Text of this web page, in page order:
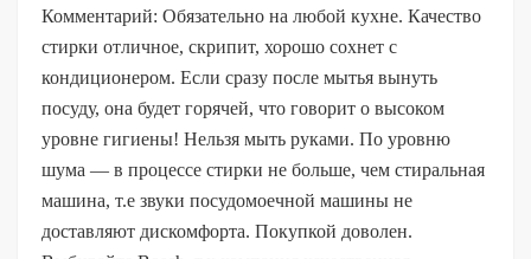
Комментарий: Обязательно на любой кухне. Качество
стирки отличное, скрипит, хорошо сохнет с
кондиционером. Если сразу после мытья вынуть
посуду, она будет горячей, что говорит о высоком
уровне гигиены! Нельзя мыть руками. По уровню
шума — в процессе стирки не больше, чем стиральная
машина, т.е звуки посудомоечной машины не
доставляют дискомфорта. Покупкой доволен.